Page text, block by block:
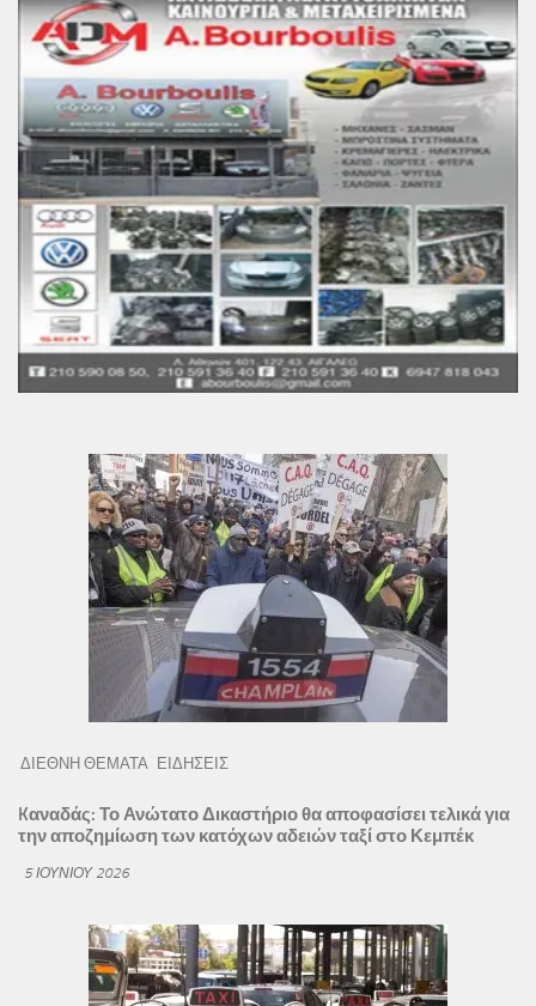
ΔΙΕΘΝΗ ΘΕΜΑΤΑ ΕΙΔΗΣΕΙΣ
Kαναδάς: Το Ανώτατο Δικαστήριο θα αποφασίσει τελικά για
την αποζημίωση των κατόχων αδειών ταξί στο Κεμπέκ
5 ΙΟΥΝΊΟΥ 2026